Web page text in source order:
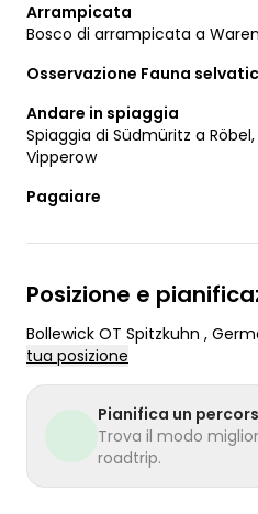
Arrampicata
Bosco di arrampicata a Waren
Osservazione Fauna
Andare in spiaggia
Spiaggia di Südmüritz a
Vipperow
Pagaiare
Posizione e
Bollewick OT Spitzkuhn ,
tua posizione
Pianifica un
Trova il modo
roadtrip.